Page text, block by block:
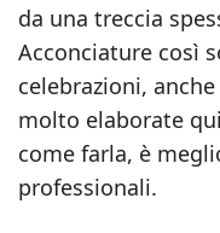
da una treccia
Acconciature così
celebrazioni,
molto elaborate
come farla, è
professionali.